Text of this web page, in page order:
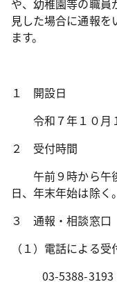
や、幼稚園等の職員
見した場合に通報
ます。
１ 開設日
令和７年１０月１
２ 受付時間
午前９時から午
日、年末年始は除く
３ 通報・相談窓口
（１）電話による受
03-5388-3193（